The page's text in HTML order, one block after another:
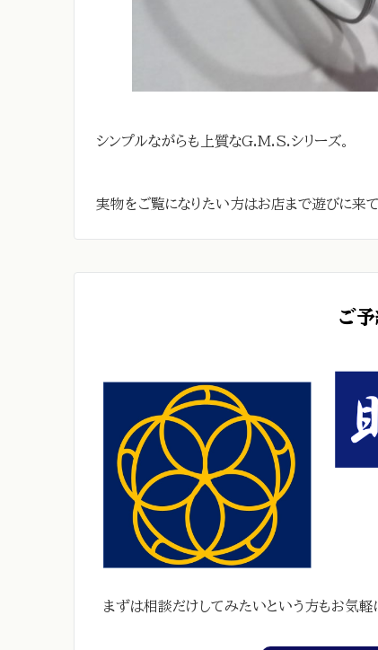
シンプルながらも上質なG.M.S.シリーズ。
実物をご覧になりたい方はお店まで遊びに来
ご
まずは相談だけしてみたいという方もお気軽